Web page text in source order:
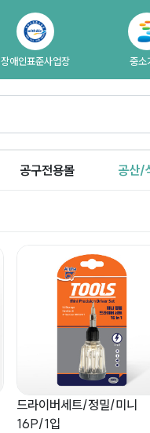
장애인표준사업장 중소
공구전용몰 공산/
드라이버세트/정밀/미니
16P/1입